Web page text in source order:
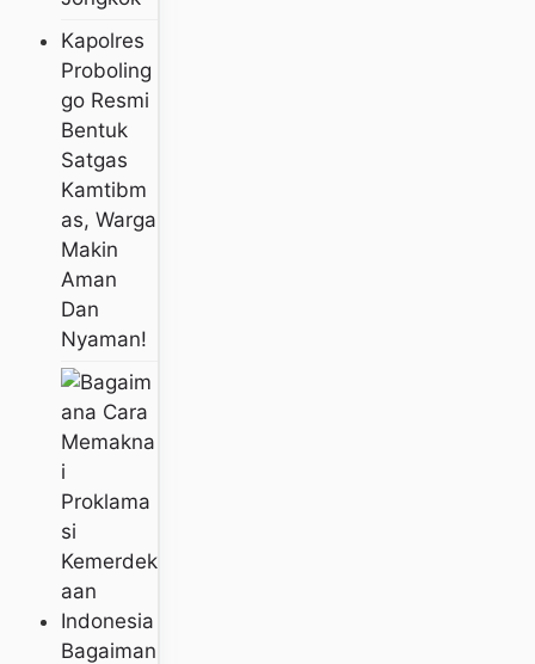
Kapolres
Proboling
Go Resmi
Bentuk
Satgas
Kamtibm
As, Warga
Makin
Aman
Dan
Nyaman!
Bagaiman